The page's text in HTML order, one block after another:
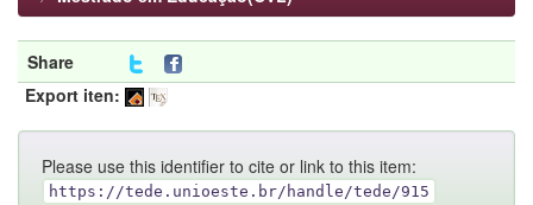
Share
Export iten:
Please use this identifier to cite or link to this item:
https://tede.unioeste.br/handle/tede/915